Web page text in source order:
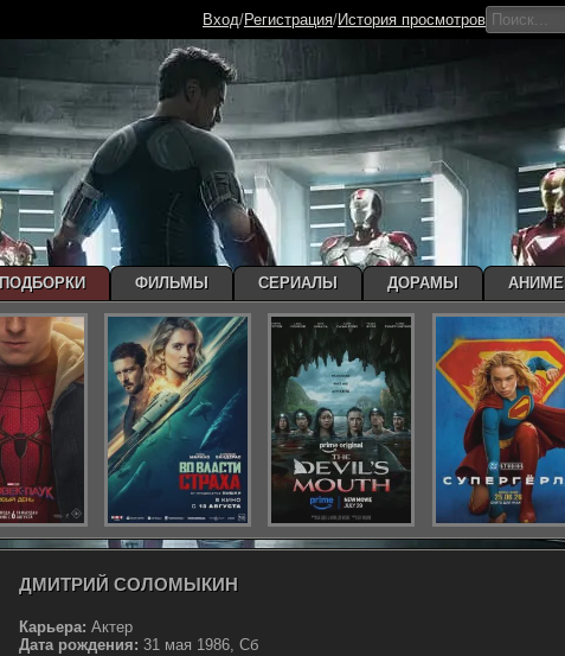
ДМИТРИЙ СОЛОМЫКИН
Карьера: Актер
Дата рождения: 31 мая 1986, Сб
ПОДБОРКИ ФИЛЬМЫ СЕРИАЛЫ ДОРАМЫ АНИМЕ
Вход/Регистрация/История просмотров